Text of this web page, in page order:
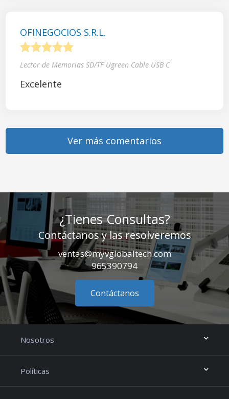
OFINEGOCIOS S.R.L.
Lector de Memorias SD/TF Ugreen Cable USB C
Excelente
Ver más comentarios
¿Tienes Consultas?
Contáctanos y las resolveremos
ventas@myvglobaltech.com
965390794
Contáctanos
Nosotros
Políticas